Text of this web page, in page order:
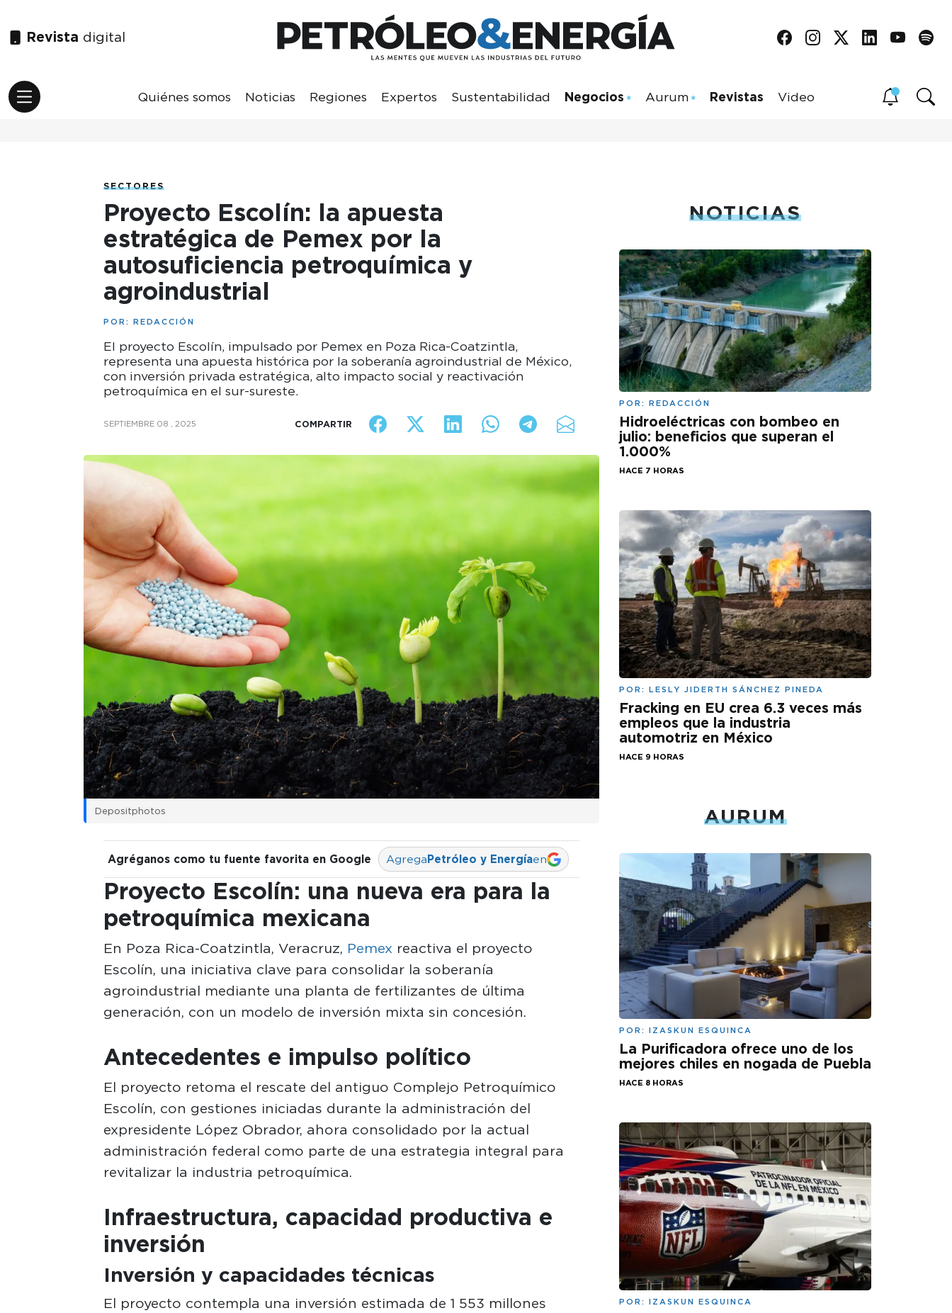
Revista digital
Quiénes somos Noticias Regiones Expertos Sustentabilidad Negocios Aurum Revistas Video
SECTORES
Proyecto Escolín: la apuesta
estratégica de Pemex por la
autosuficiencia petroquímica y
agroindustrial
POR: REDACCIÓN
El proyecto Escolín, impulsado por Pemex en Poza Rica-Coatzintla,
representa una apuesta histórica por la soberanía agroindustrial de México,
con inversión privada estratégica, alto impacto social y reactivación
petroquímica en el sur-sureste.
SEPTIEMBRE 08 , 2025 COMPARTIR
Depositphotos
Agréganos como tu fuente favorita en Google Agrega Petróleo y Energíaen
Proyecto Escolín: una nueva era para la
petroquímica mexicana
En Poza Rica-Coatzintla, Veracruz, Pemex reactiva el proyecto
Escolín, una iniciativa clave para consolidar la soberanía
agroindustrial mediante una planta de fertilizantes de última
generación, con un modelo de inversión mixta sin concesión.
Antecedentes e impulso político
El proyecto retoma el rescate del antiguo Complejo Petroquímico
Escolín, con gestiones iniciadas durante la administración del
expresidente López Obrador, ahora consolidado por la actual
administración federal como parte de una estrategia integral para
revitalizar la industria petroquímica.
Infraestructura, capacidad productiva e
inversión
Inversión y capacidades técnicas
El proyecto contempla una inversión estimada de 1 553 millones
NOTICIAS
POR: REDACCIÓN
Hidroeléctricas con bombeo en
julio: beneficios que superan el
1.000%
HACE 7 HORAS
POR: LESLY JIDERTH SÁNCHEZ PINEDA
Fracking en EU crea 6.3 veces más
empleos que la industria
automotriz en México
HACE 9 HORAS
AURUM
POR: IZASKUN ESQUINCA
La Purificadora ofrece uno de los
mejores chiles en nogada de Puebla
HACE 8 HORAS
POR: IZASKUN ESQUINCA